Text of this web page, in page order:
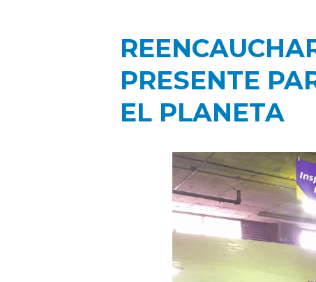
PRESENTE
EL PLANETA